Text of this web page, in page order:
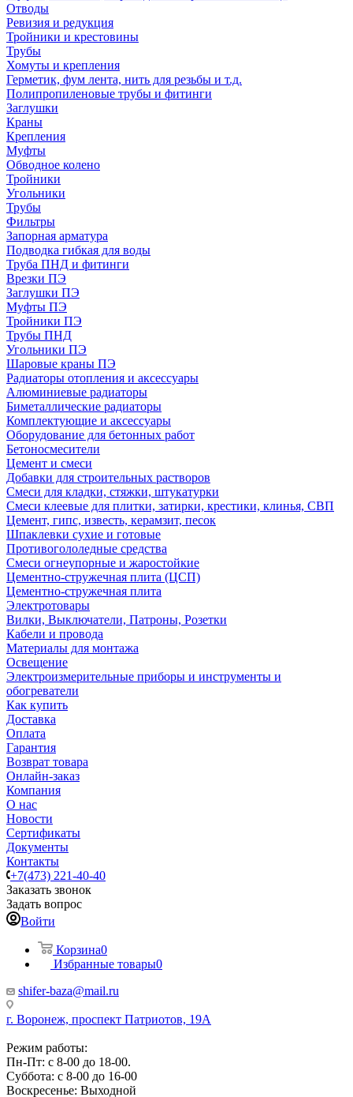
Отводы
Ревизия и редукция
Тройники и крестовины
Трубы
Хомуты и крепления
Герметик, фум лента, нить для резьбы и т.д.
Полипропиленовые трубы и фитинги
Заглушки
Краны
Крепления
Муфты
Обводное колено
Тройники
Угольники
Трубы
Фильтры
Запорная арматура
Подводка гибкая для воды
Труба ПНД и фитинги
Врезки ПЭ
Заглушки ПЭ
Муфты ПЭ
Тройники ПЭ
Трубы ПНД
Угольники ПЭ
Шаровые краны ПЭ
Радиаторы отопления и аксессуары
Алюминиевые радиаторы
Биметаллические радиаторы
Комплектующие и аксессуары
Оборудование для бетонных работ
Бетоносмесители
Цемент и смеси
Добавки для строительных растворов
Смеси для кладки, стяжки, штукатурки
Смеси клеевые для плитки, затирки, крестики, клинья, СВП
Цемент, гипс, известь, керамзит, песок
Шпаклевки сухие и готовые
Противогололедные средства
Смеси огнеупорные и жаростойкие
Цементно-стружечная плита (ЦСП)
Цементно-стружечная плита
Электротовары
Вилки, Выключатели, Патроны, Розетки
Кабели и провода
Материалы для монтажа
Освещение
Электроизмерительные приборы и инструменты и
обогреватели
Как купить
Доставка
Оплата
Гарантия
Возврат товара
Онлайн-заказ
Компания
О нас
Новости
Сертификаты
Документы
Контакты
+7(473) 221-40-40
Заказать звонок
Задать вопрос
Войти
Корзина0
Избранные товары0
shifer-baza@mail.ru
г. Воронеж, проспект Патриотов, 19А
Режим работы:
Пн-Пт: с 8-00 до 18-00.
Суббота: с 8-00 до 16-00
Воскресенье: Выходной